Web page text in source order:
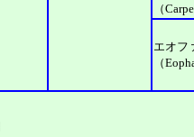
（
エオフ
（